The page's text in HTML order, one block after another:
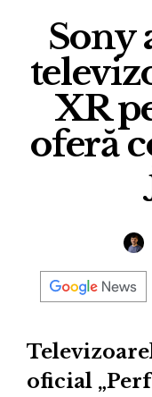
Sony
XR
oferă
oficial